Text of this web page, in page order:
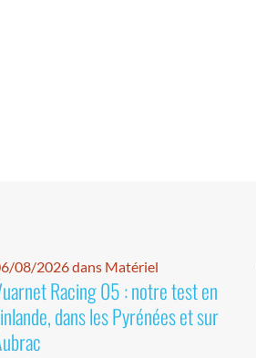
08/2026 dans Matériel
Racing 05 : notre test en
dans les Pyrénées et sur